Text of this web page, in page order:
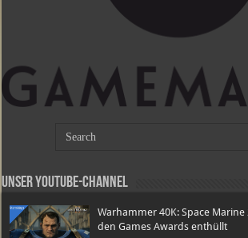
Unser Youtube-Channel
Warhammer 40K: Space
den Games Awards enthüllt